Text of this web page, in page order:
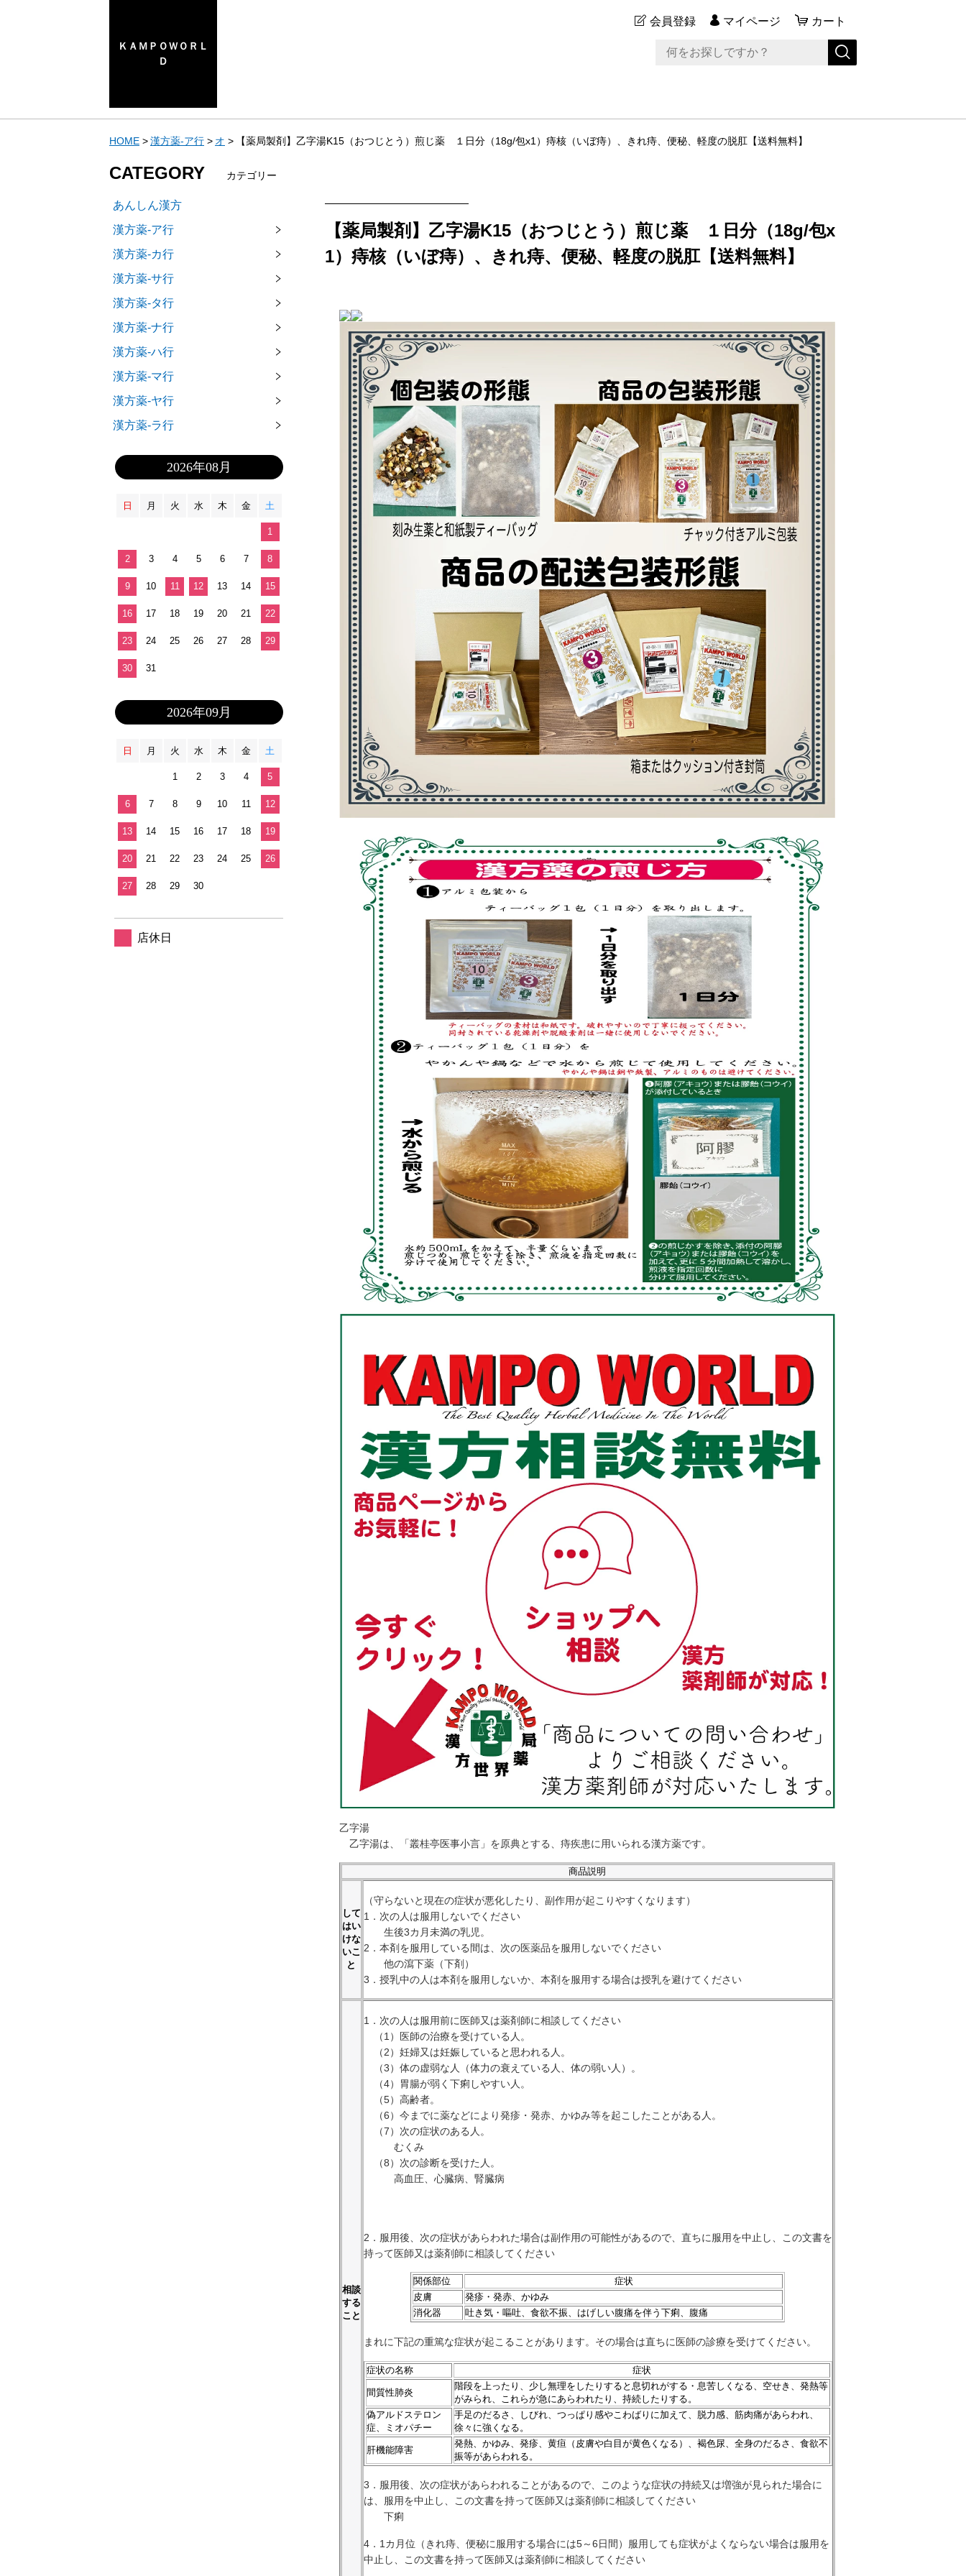
ＫＡＭＰＯＷＯＲＬ
Ｄ
会員登録 マイページ カート
HOME 漢方薬-ア行 オ 【薬局製剤】乙字湯K15（おつじとう）煎じ薬 １日分（18g/包x1）痔核（いぼ痔）、きれ痔、便秘、軽度の脱肛【送料無料】
【薬局製剤】乙字湯K15（おつじとう）煎じ薬 １日分（18g/包x
1）痔核（いぼ痔）、きれ痔、便秘、軽度の脱肛【送料無料】
乙字湯
乙字湯は、「叢桂亭医事小言」を原典とする、痔疾患に用いられる漢方薬です。
商品説明
して
はい
けな
いこ
と
（守らないと現在の症状が悪化したり、副作用が起こりやすくなります）
1．次の人は服用しないでください
生後3カ月未満の乳児。
2．本剤を服用している間は、次の医薬品を服用しないでください
他の瀉下薬（下剤）
3．授乳中の人は本剤を服用しないか、本剤を服用する場合は授乳を避けてください
相談
する
こと
1．次の人は服用前に医師又は薬剤師に相談してください
（1）医師の治療を受けている人。
（2）妊婦又は妊娠していると思われる人。
（3）体の虚弱な人（体力の衰えている人、体の弱い人）。
（4）胃腸が弱く下痢しやすい人。
（5）高齢者。
（6）今までに薬などにより発疹・発赤、かゆみ等を起こしたことがある人。
（7）次の症状のある人。
むくみ
（8）次の診断を受けた人。
高血圧、心臓病、腎臓病
2．服用後、次の症状があらわれた場合は副作用の可能性があるので、直ちに服用を中止し、この文書を
持って医師又は薬剤師に相談してください
関係部位
症状
皮膚
発疹・発赤、かゆみ
消化器
吐き気・嘔吐、食欲不振、はげしい腹痛を伴う下痢、腹痛
まれに下記の重篤な症状が起こることがあります。その場合は直ちに医師の診療を受けてください。
症状の名称 症状
間質性肺炎
階段を上ったり、少し無理をしたりすると息切れがする・息苦しくなる、空せき、発熱等
がみられ、これらが急にあらわれたり、持続したりする。
偽アルドステロン
症、ミオパチー
手足のだるさ、しびれ、つっぱり感やこわばりに加えて、脱力感、筋肉痛があらわれ、
徐々に強くなる。
肝機能障害
発熱、かゆみ、発疹、黄疸（皮膚や白目が黄色くなる）、褐色尿、全身のだるさ、食欲不
振等があらわれる。
3．服用後、次の症状があらわれることがあるので、このような症状の持続又は増強が見られた場合に
は、服用を中止し、この文書を持って医師又は薬剤師に相談してください
下痢
4．1カ月位（きれ痔、便秘に服用する場合には5～6日間）服用しても症状がよくならない場合は服用を
中止し、この文書を持って医師又は薬剤師に相談してください
CATEGORY カテゴリー
あんしん漢方
漢方薬-ア行
漢方薬-カ行
漢方薬-サ行
漢方薬-タ行
漢方薬-ナ行
漢方薬-ハ行
漢方薬-マ行
漢方薬-ヤ行
漢方薬-ラ行
2026年08月
日 月 火 水 木 金 土
1
2 3 4 5 6 7 8
9 10 11 12 13 14 15
16 17 18 19 20 21 22
23 24 25 26 27 28 29
30 31
2026年09月
日 月 火 水 木 金 土
1 2 3 4 5
6 7 8 9 10 11 12
13 14 15 16 17 18 19
20 21 22 23 24 25 26
27 28 29 30
店休日